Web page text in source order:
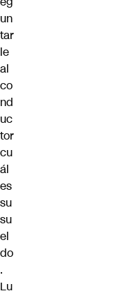
un
tar
le
al
co
nd
uc
tor
cu
ál
es
su
su
el
do
.
Lu